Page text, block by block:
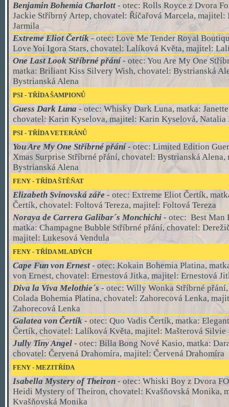
Benjamin Bohemia Charlott - otec: Rolls Royce z Dvora
Jackie Stříbrný Artep, chovatel: Říčařová Marcela, majitel:
Jarmila
Extreme Eliot Čertík - otec: Love Me Tender Royal
Love Yoi Igora Stars, chovatel: Lalíková Květa, majitel:
One Last Look Stříbrné přání- otec: You Are My One
matka: Briliant Kiss Silvery Wish, chovatel: Bystrianská
Bystrianská Alena
PSI - TŘÍDA ŠAMPIONŮ
Guess Dark Luna - otec: Whisky Dark Luna, matka:
chovatel: Karin Kyselova, majitel: Karin Kyselová, Natalia
PSI - TŘÍDA VETERÁNŮ
You Are My One Stříbrné přání- otec: Limited Edition
Xmas Surprise Stříbrné přání, chovatel: Bystrianská Alena,
Bystrianská Alena
FENY - TŘÍDA ŠTĚŇAT
Elizabeth Svinovská záře - otec: Extreme Eliot Čertík,
Čertík, chovatel: Foltová Tereza, majitel: Foltová Tereza
Noraya de Carrera Galibar´s Monchichi - otec: Best Man
matka: Champagne Bubble Stříbrné přání, chovatel:
majitel: Lukesová Vendula
FENY - TŘÍDA MLADÝCH
Cape Fun von Ernest - otec: Kokain Bohemia Platina,
von Ernest, chovatel: Ernestová Jitka, majitel: Ernestová
Diva la Viva Melothie´s - otec: Willy Wonka Stříbrné přání,
Colada Bohemia Platina, chovatel: Zahorecová Lenka,
Zahorecová Lenka
Galatea von Čertík - otec: Quo Vadis Čertík, matka:
Čertík, chovatel: Lalíková Květa, majitel: Mašterová Silvie
Jully Tiny Angel - otec: Billa Bong Nové Kasio, matka:
chovatel: Červená Drahomíra, majitel: Červená Drahomíra
FENY - MEZITŘÍDA
Isabella Mystery of Theiron - otec: Whiski Boy z Dvora
Heidi Mystery of Theiron, chovatel: Kvašňovská Monika,
Kvašňovská Monika